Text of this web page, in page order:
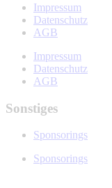
Impressum
Datenschutz
AGB
Impressum
Datenschutz
AGB
Sonstiges
Sponsorings
Sponsorings